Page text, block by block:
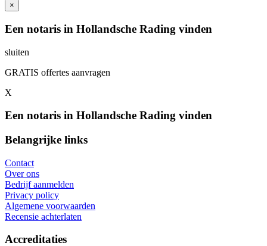
×
Een notaris in Hollandsche Rading vinden
sluiten
GRATIS offertes aanvragen
X
Een notaris in Hollandsche Rading vinden
Belangrijke links
Contact
Over ons
Bedrijf aanmelden
Privacy policy
Algemene voorwaarden
Recensie achterlaten
Accreditaties